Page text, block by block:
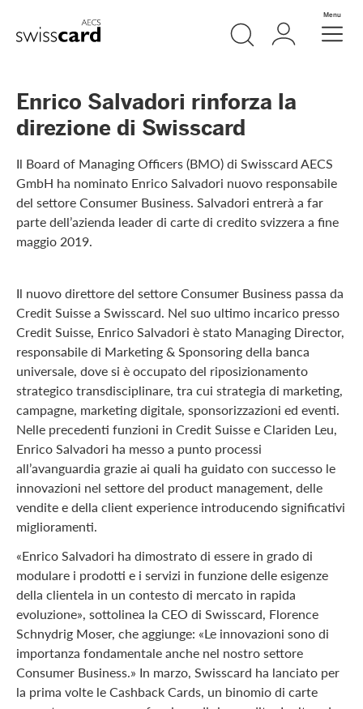
Header
Logo Meta Navigation
RicercaLogin Menu
Enrico Salvadori rinforza la
direzione di Swisscard
Il Board of Managing Officers (BMO) di Swisscard AECS
GmbH ha nominato Enrico Salvadori nuovo responsabile
del settore Consumer Business. Salvadori entrerà a far
parte dell’azienda leader di carte di credito svizzera a fine
maggio 2019.
Il nuovo direttore del settore Consumer Business passa da
Credit Suisse a Swisscard. Nel suo ultimo incarico presso
Credit Suisse, Enrico Salvadori è stato Managing Director,
responsabile di Marketing & Sponsoring della banca
universale, dove si è occupato del riposizionamento
strategico transdisciplinare, tra cui strategia di marketing,
campagne, marketing digitale, sponsorizzazioni ed eventi.
Nelle precedenti funzioni in Credit Suisse e Clariden Leu,
Enrico Salvadori ha messo a punto processi
all’avanguardia grazie ai quali ha guidato con successo le
innovazioni nel settore del product management, delle
vendite e della client experience introducendo significativi
miglioramenti.
«Enrico Salvadori ha dimostrato di essere in grado di
modulare i prodotti e i servizi in funzione delle esigenze
della clientela in un contesto di mercato in rapida
evoluzione», sottolinea la CEO di Swisscard, Florence
Schnydrig Moser, che aggiunge: «Le innovazioni sono di
importanza fondamentale anche nel nostro settore
Consumer Business.» In marzo, Swisscard ha lanciato per
la prima volte le Cashback Cards, un binomio di carte